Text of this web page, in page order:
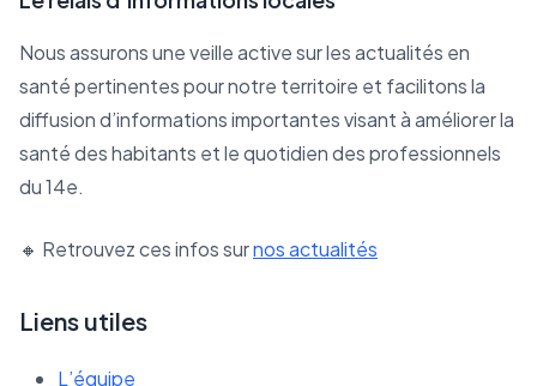
Nous assurons une veille active sur les actualités en
santé pertinentes pour notre territoire et facilitons la
diffusion d’informations importantes visant à améliorer la
santé des habitants et le quotidien des professionnels
du 14e.
🔸 Retrouvez ces infos surnos actualités
Liens utiles
L’équipe